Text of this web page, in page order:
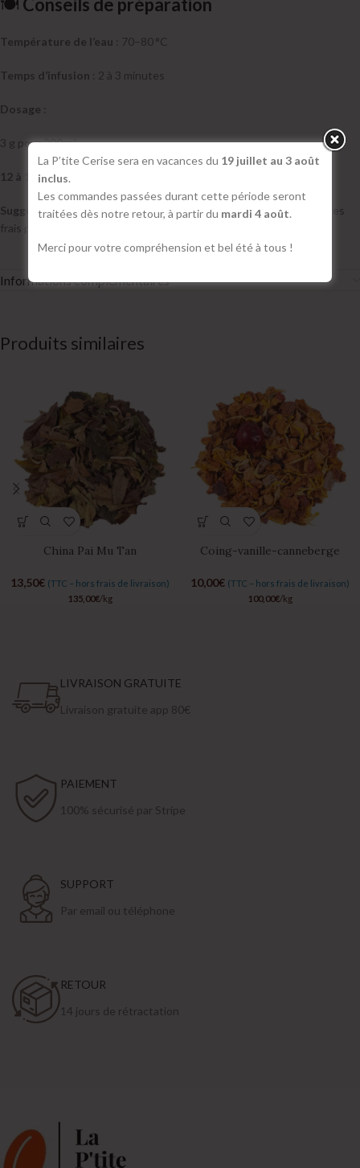
🍽️ Conseils de préparation
Température de l’eau : 70–80 °C
Temps d’infusion : 2 à 3 minutes
Dosage :
3 g pour 200 ml
12 à 15 g par litre
Suggestion: à déguster chaud ou glacé, avec quelques fruits rouges
frais pour un effet « mocktail »
Informations complémentaires
Produits similaires
China Pai Mu Tan
13,50€ (TTC – hors frais de livraison)
135,00€/kg
Coing-vanille-canneberge
10,00€ (TTC – hors frais de livraison)
100,00€/kg
LIVRAISON GRATUITE
Livraison gratuite app 80€
PAIEMENT
100% sécurisé par Stripe
SUPPORT
Par email ou téléphone
RETOUR
14 jours de rétractation
La P’tite Cerise sera en vacances du 19 juillet au 3 août
inclus.
Les commandes passées durant cette période seront
traitées dès notre retour, à partir du mardi 4 août.
Merci pour votre compréhension et bel été à tous !